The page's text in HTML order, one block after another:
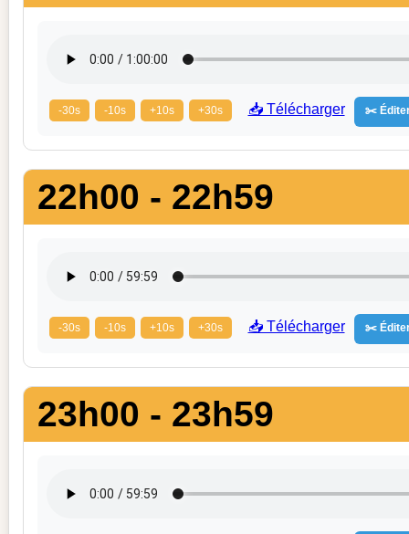
-30s -10s +10s +30s 📥 Télécharger ✂️
22h00 - 22h59
-30s -10s +10s +30s 📥 Télécharger ✂️
23h00 - 23h59